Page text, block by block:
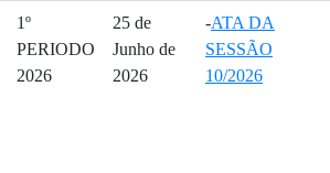
1º
PERIODO
2026
25 de
Junho de
2026
-ATA DA
SESSÃO
10/2026